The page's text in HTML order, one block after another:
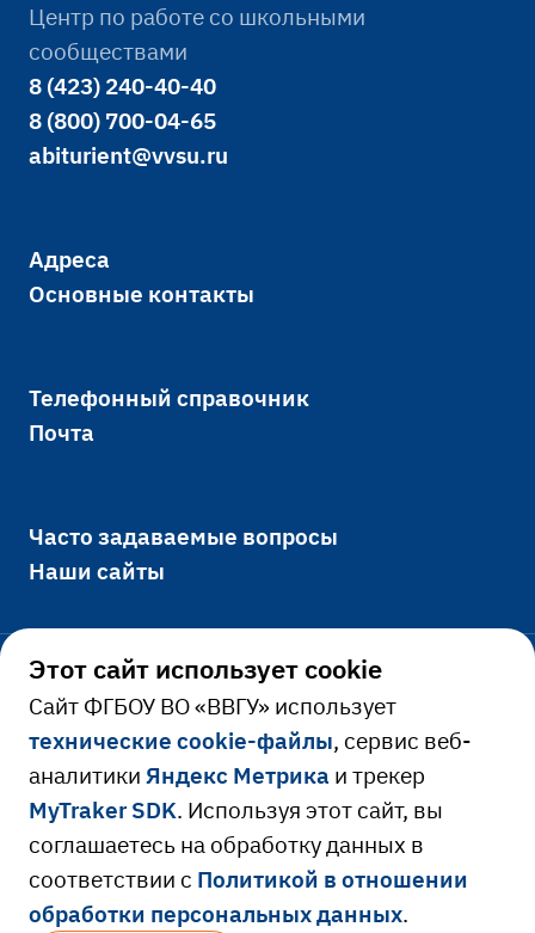
Центр по работе со школьными
сообществами
8 (423) 240-40-40
8 (800) 700-04-65
abiturient@vvsu.ru
Адреса
Основные контакты
Телефонный справочник
Почта
Часто задаваемые вопросы
Наши сайты
Официально
Сведения об образовательной
организации
Сведения о доходах руководителя
Противодействие коррупции
Ресурсы и сервисы
Расписание занятий
Библиотека
Версия для слабовидящих
Этот сайт использует cookie
Cайт ФГБОУ ВО «ВВГУ» использует
технические cookie-файлы, сервис веб-
аналитикиЯндекс Метрика и трекер
MyTraker SDK. Используя этот сайт, вы
соглашаетесь на обработку данных в
соответствии с Политикой в отношении
обработки персональных данных.